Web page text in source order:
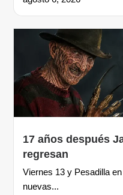
17 años después
regresan
Viernes 13 y Pesadilla
nuevas...